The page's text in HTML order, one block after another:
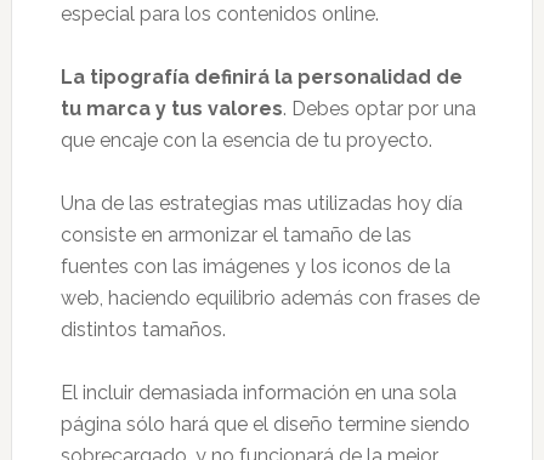
especial para los contenidos online.
La tipografía definirá la personalidad de
tu marca y tus valores. Debes optar por una
que encaje con la esencia de tu proyecto.
Una de las estrategias mas utilizadas hoy día
consiste en armonizar el tamaño de las
fuentes con las imágenes y los iconos de la
web, haciendo equilibrio además con frases de
distintos tamaños.
El incluir demasiada información en una sola
página sólo hará que el diseño termine siendo